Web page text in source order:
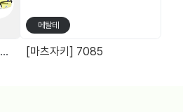
POO9313 138 사이즈 파토스 선글라스
메탈테
[마츠자키] 7085